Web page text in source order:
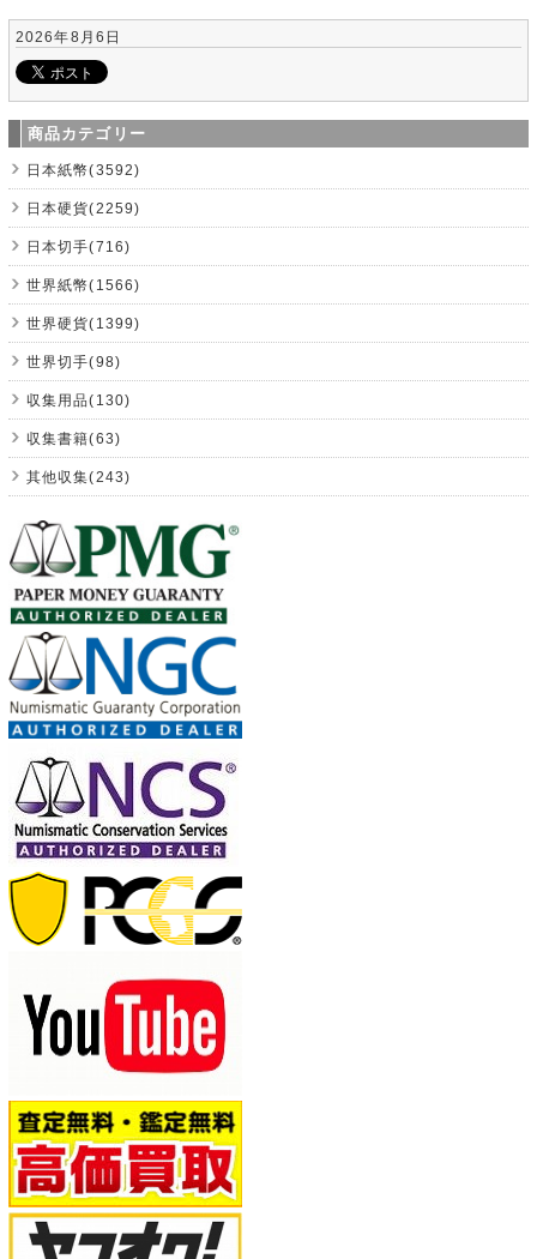
2026年8月6日
商品カテゴリー
日本紙幣(3592)
日本硬貨(2259)
日本切手(716)
世界紙幣(1566)
世界硬貨(1399)
世界切手(98)
収集用品(130)
収集書籍(63)
其他収集(243)